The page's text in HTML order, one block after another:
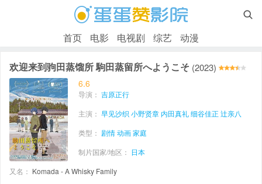

首页 电影 电视剧 综艺 动漫
欢迎来到驹田蒸馏所 駒田蒸留所へようこそ (2023)
6.6
导演： 吉原正行
主演： 早见沙织 小野贤章 内田真礼细谷佳正 辻亲八
类型： 剧情动画家庭
制片国家/地区： 日本
又名： Komada - A Whisky Family